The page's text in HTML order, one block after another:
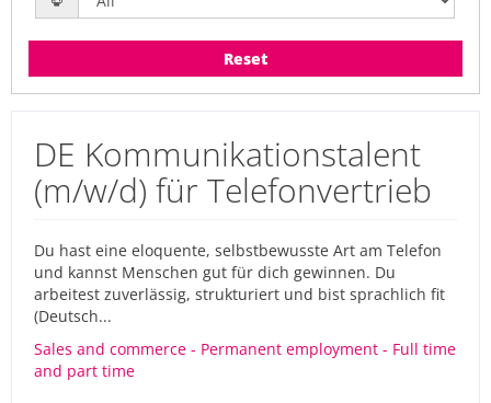
Reset
DE Kommunikationstalent
(m/w/d) für Telefonvertrieb
Du hast eine eloquente, selbstbewusste Art am Telefon
und kannst Menschen gut für dich gewinnen. Du
arbeitest zuverlässig, strukturiert und bist sprachlich fit
(Deutsch...
Sales and commerce - Permanent employment - Full time
and part time